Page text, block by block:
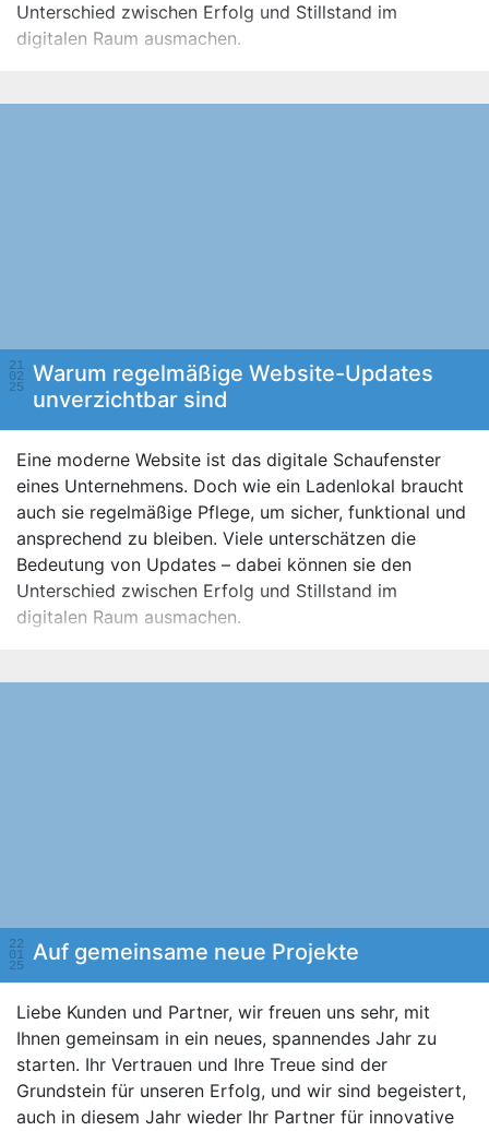
Unterschied zwischen Erfolg und Stillstand im
digitalen Raum ausmachen.
21
02
25
Warum regelmäßige Website-Updates
unverzichtbar sind
Eine moderne Website ist das digitale Schaufenster
eines Unternehmens. Doch wie ein Ladenlokal braucht
auch sie regelmäßige Pflege, um sicher, funktional und
ansprechend zu bleiben. Viele unterschätzen die
Bedeutung von Updates – dabei können sie den
Unterschied zwischen Erfolg und Stillstand im
digitalen Raum ausmachen.
22
01
25
Auf gemeinsame neue Projekte
Liebe Kunden und Partner, wir freuen uns sehr, mit
Ihnen gemeinsam in ein neues, spannendes Jahr zu
starten. Ihr Vertrauen und Ihre Treue sind der
Grundstein für unseren Erfolg, und wir sind begeistert,
auch in diesem Jahr wieder Ihr Partner für innovative